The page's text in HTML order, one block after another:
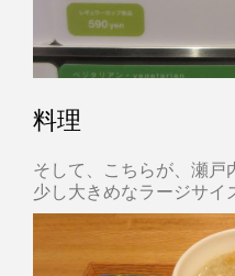
料理
そして、こちらが、瀬戸
少し大きめなラージサイ